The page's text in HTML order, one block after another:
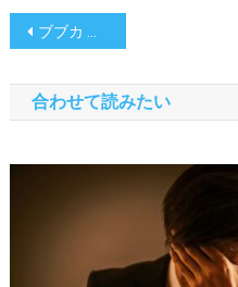
投
稿
ナ
ビ
ブブカ ゼロってどうなの？ 楽天ランキング５冠の実力は？
合わせて読みたい